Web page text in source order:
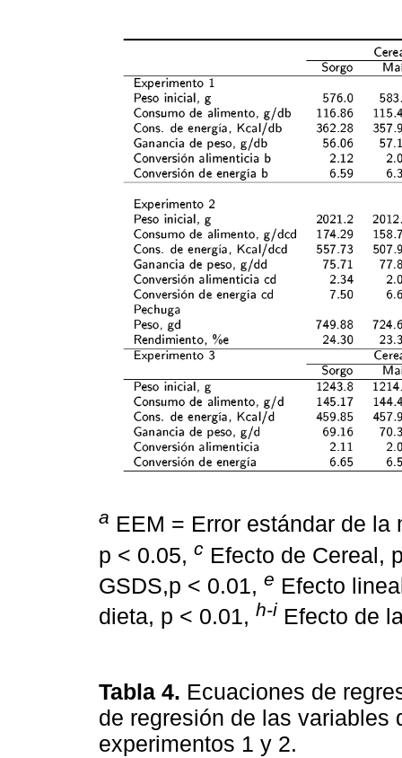
a EEM = Error estándar de la
p < 0.05, c Efecto de Cereal,
GSDS,p < 0.01, e Efecto
dieta, p < 0.01, h-i Efecto de
Tabla 4. Ecuaciones de
de regresión de las variables
experimentos 1 y 2.